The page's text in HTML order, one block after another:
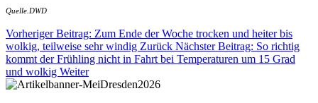
Quelle.DWD
Vorheriger Beitrag: Zum Ende der Woche trocken und heiter bis
wolkig, teilweise sehr windig Zurück Nächster Beitrag: So richtig
kommt der Frühling nicht in Fahrt bei Temperaturen um 15 Grad
und wolkig Weiter